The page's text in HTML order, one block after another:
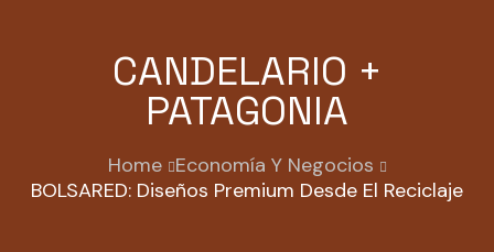
CANDELARIO +
PATAGONIA
Home Economía Y Negocios
BOLSARED: Diseños Premium Desde El Reciclaje